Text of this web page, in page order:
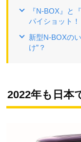
『N-BOX』と
パイショット！
新型N-BOXの
け”？
2022年も日本